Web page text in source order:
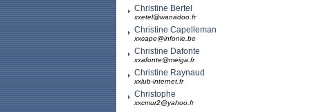
Christine Bertel
xxetel@wanadoo.fr
Christine Capelleman
xxcape@infonie.be
Christine Dafonte
xxafonte@meiga.fr
Christine Raynaud
xxlub-internet.fr
Christophe
xxcmur2@yahoo.fr